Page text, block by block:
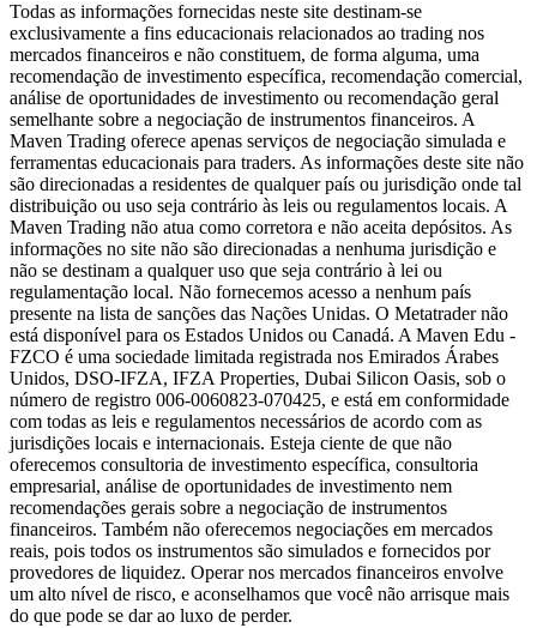
Todas as informações fornecidas neste site destinam-se
exclusivamente a fins educacionais relacionados ao trading nos
mercados financeiros e não constituem, de forma alguma, uma
recomendação de investimento específica, recomendação comercial,
análise de oportunidades de investimento ou recomendação geral
semelhante sobre a negociação de instrumentos financeiros. A
Maven Trading oferece apenas serviços de negociação simulada e
ferramentas educacionais para traders. As informações deste site não
são direcionadas a residentes de qualquer país ou jurisdição onde tal
distribuição ou uso seja contrário às leis ou regulamentos locais. A
Maven Trading não atua como corretora e não aceita depósitos. As
informações no site não são direcionadas a nenhuma jurisdição e
não se destinam a qualquer uso que seja contrário à lei ou
regulamentação local. Não fornecemos acesso a nenhum país
presente na lista de sanções das Nações Unidas. O Metatrader não
está disponível para os Estados Unidos ou Canadá. A Maven Edu -
FZCO é uma sociedade limitada registrada nos Emirados Árabes
Unidos, DSO-IFZA, IFZA Properties, Dubai Silicon Oasis, sob o
número de registro 006-0060823-070425, e está em conformidade
com todas as leis e regulamentos necessários de acordo com as
jurisdições locais e internacionais. Esteja ciente de que não
oferecemos consultoria de investimento específica, consultoria
empresarial, análise de oportunidades de investimento nem
recomendações gerais sobre a negociação de instrumentos
financeiros. Também não oferecemos negociações em mercados
reais, pois todos os instrumentos são simulados e fornecidos por
provedores de liquidez. Operar nos mercados financeiros envolve
um alto nível de risco, e aconselhamos que você não arrisque mais
do que pode se dar ao luxo de perder.